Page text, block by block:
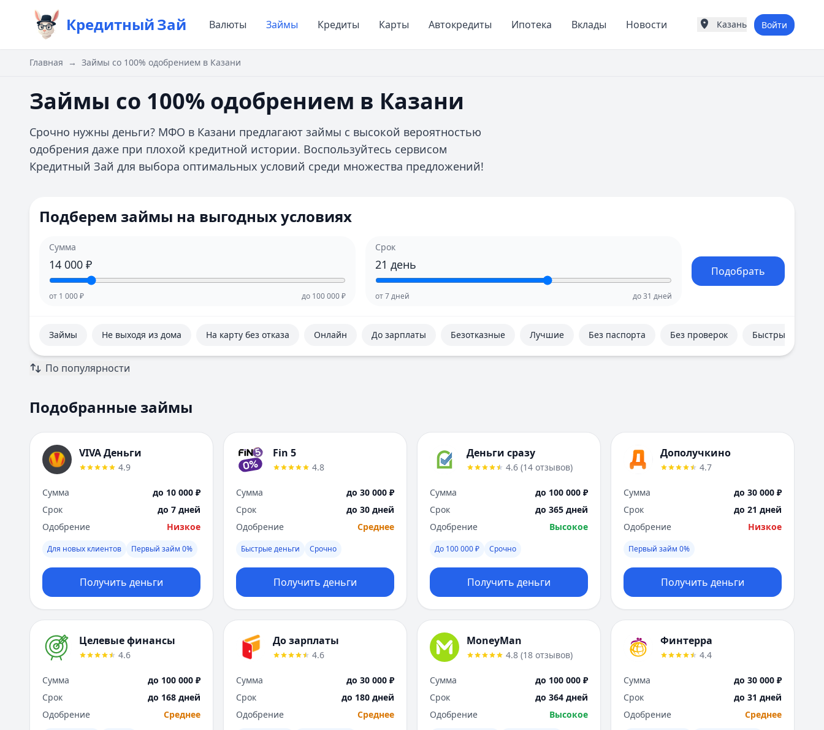
КредитныйЗай Валюты Займы Кредиты Карты Автокредиты Ипотека Вклады Новости
Города России
Воронеж
Е
Ижевск
Иркутск
Красноярск
Курск
Магнитогорск
Набережные Челны
Нижний Новгород
Новокузнецк
О
Оренбург
Казань Войти
Главная → Займы со 100% одобрением в Казани
Займы со 100% одобрением в Казани
Срочно нужны деньги? МФО в Казани предлагают займы с высокой вероятностью
одобрения даже при плохой кредитной истории. Воспользуйтесь сервисом
Кредитный Зай для выбора оптимальных условий среди множества предложений!
Подберем займы на выгодных условиях
Сумма
14 000 ₽
от 1 000₽ до 100 000₽
Срок
21 день
от7дней до31 дней
Подобрать
Займы Не выходя из дома На карту без отказа Онлайн До зарплаты Безотказные Лучшие Без паспорта Без проверок Быстрые
По популярности
Подобранные займы
VIVA Деньги
4.9
Сумма
до 10 000 ₽
Срок
до 7 дней
Одобрение
Низкое
Для новых клиентов Первый займ 0%
Получить деньги
Fin 5
4.8
Сумма
до 30 000 ₽
Срок
до 30 дней
Одобрение
Среднее
Быстрые деньги Срочно
Получить деньги
Деньги сразу
4.6 (14 отзывов)
Сумма
до 100 000 ₽
Срок
до 365 дней
Одобрение
Высокое
До 100 000 ₽ Срочно
Получить деньги
Дополучкино
4.7
Сумма
до 30 000 ₽
Срок
до 21 дней
Одобрение
Низкое
Первый займ 0%
Получить деньги
Целевые финансы
4.6
Сумма
до 100 000 ₽
Срок
до 168 дней
Одобрение
Среднее
До зарплаты
4.6
Сумма
до 30 000 ₽
Срок
до 180 дней
Одобрение
Среднее
MoneyMan
4.8 (18 отзывов)
Сумма
до 100 000 ₽
Срок
до 364 дней
Одобрение
Высокое
Финтерра
4.4
Сумма
до 30 000 ₽
Срок
до 31 дней
Одобрение
Среднее